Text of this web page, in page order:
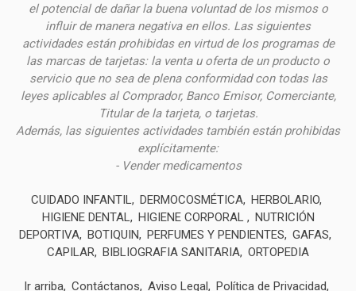
el potencial de dañar la buena voluntad de los mismos o
influir de manera negativa en ellos. Las siguientes
actividades están prohibidas en virtud de los programas de
las marcas de tarjetas: la venta u oferta de un producto o
servicio que no sea de plena conformidad con todas las
leyes aplicables al Comprador, Banco Emisor, Comerciante,
Titular de la tarjeta, o tarjetas.
Además, las siguientes actividades también están prohibidas
explícitamente:
- Vender medicamentos
CUIDADO INFANTIL DERMOCOSMÉTICA HERBOLARIO
HIGIENE DENTAL
HIGIENE CORPORAL
NUTRICIÓN
DEPORTIVA BOTIQUIN PERFUMES Y PENDIENTES
GAFAS
CAPILAR
BIBLIOGRAFIA SANITARIA ORTOPEDIA
Ir arriba Contáctanos Aviso Legal
Política de Privacidad